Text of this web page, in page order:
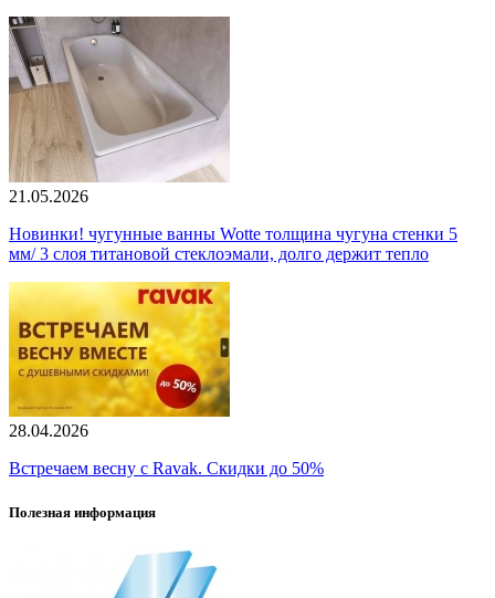
21.05.2026
Новинки! чугунные ванны Wotte толщина чугуна стенки 5
мм/ 3 слоя титановой стеклоэмали, долго держит тепло
28.04.2026
Встречаем весну с Ravak. Скидки до 50%
Полезная информация